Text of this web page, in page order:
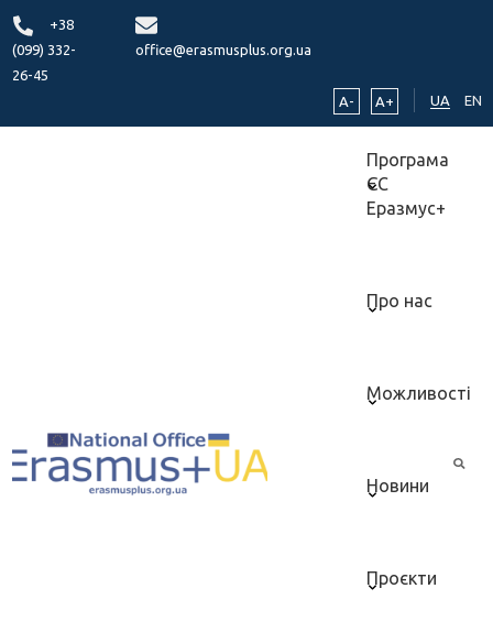
+38
(099) 332-
26-45
office@erasmusplus.org.ua
A- A+ UA EN
Програма
ЄС
Еразмус+
Про нас
Можливості
Новини
Проєкти